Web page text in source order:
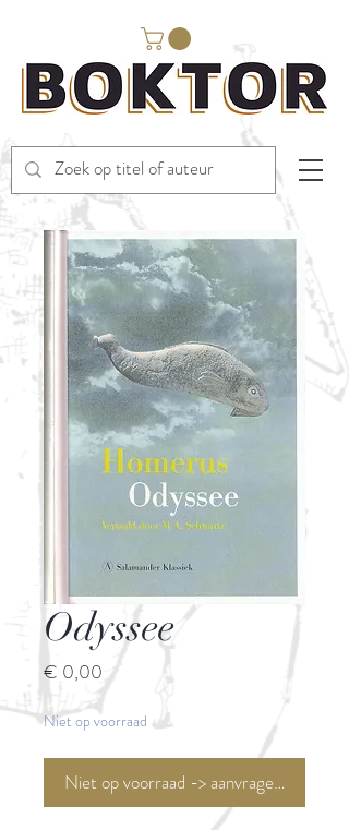
Odyssee
€ 0,00 Prijs
Niet op voorraad
Niet op voorraad -> aanvragen <-